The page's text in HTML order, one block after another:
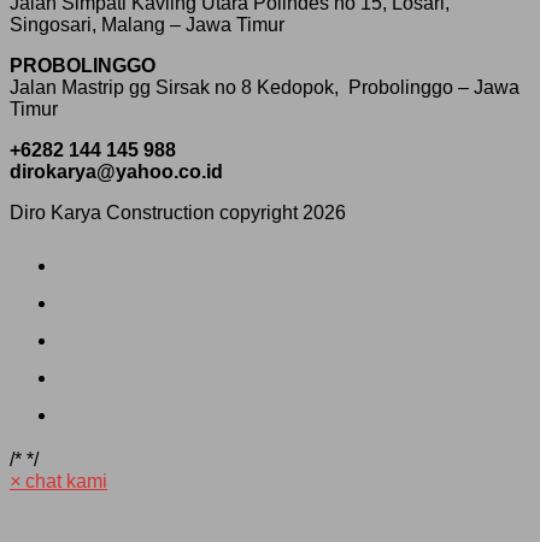
Singosari, Malang – Jawa Timur
PROBOLINGGO
Jalan Mastrip gg Sirsak no 8 Kedopok, Probolinggo – Jawa
Timur
+6282 144 145 988
dirokarya@yahoo.co.id
Diro Karya Construction copyright 2026
/* */
× chat kami